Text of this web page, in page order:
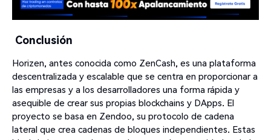
Conclusión
Horizen, antes conocida como ZenCash, es una plataforma
descentralizada y escalable que se centra en proporcionar a
las empresas y a los desarrolladores una forma rápida y
asequible de crear sus propias blockchains y DApps. El
proyecto se basa en Zendoo, su protocolo de cadena
lateral que crea cadenas de bloques independientes. Estas